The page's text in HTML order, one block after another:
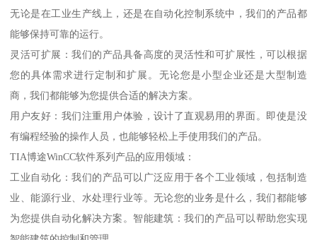
无论是在工业生产线上，还是在自动化控制系统中，我们的产品都
能够保持可靠的运行。
灵活可扩展：我们的产品具备高度的灵活性和可扩展性，可以根据
您的具体需求进行定制和扩展。无论您是小型企业还是大型制造
商，我们都能够为您提供合适的解决方案。
用户友好：我们注重用户体验，设计了直观易用的界面。即使是没
有编程经验的操作人员，也能够轻松上手使用我们的产品。
TIA博途WinCC软件系列产品的应用领域：
工业自动化：我们的产品可以广泛应用于各个工业领域，包括制造
业、能源行业、水处理行业等。无论您的业务是什么，我们都能够
为您提供自动化解决方案。智能建筑：我们的产品可以帮助您实现